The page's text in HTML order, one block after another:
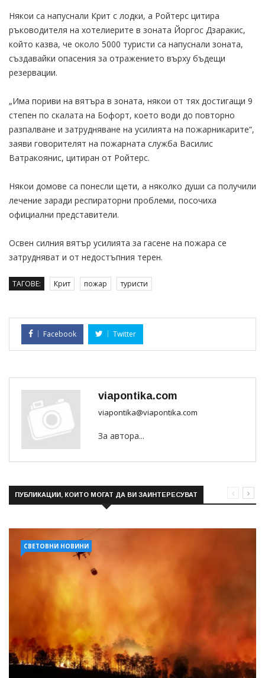
Някои са напуснали Крит с лодки, а Ройтерс цитира
ръководителя на хотелиерите в зоната Йоргос Дзаракис,
който казва, че около 5000 туристи са напуснали зоната,
създавайки опасения за отражението върху бъдещи
резервации.
„Има пориви на вятъра в зоната, някои от тях достигащи 9
степен по скалата на Бофорт, което води до повторно
разпалване и затрудняване на усилията на пожарникарите“,
заяви говорителят на пожарната служба Василис
Ватракоянис, цитиран от Ройтерс.
Някои домове са понесли щети, а няколко души са получили
лечение заради респираторни проблеми, посочиха
официални представители.
Освен силния вятър усилията за гасене на пожара се
затрудняват и от недостъпния терен.
ТАГОВЕ: Крит пожар туристи
Facebook Twitter
viapontika.com
viapontika@viapontika.com
За автора...
ПУБЛИКАЦИИ, КОИТО МОГАТ ДА ВИ ЗАИНТЕРЕСУВАТ
СВЕТОВНИ НОВИНИ